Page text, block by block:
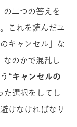
の二つの答えを
これを読んだユ
キャンセル」な
なのかで混乱し
“キャンセルの
た選択をしてし
けなければなり